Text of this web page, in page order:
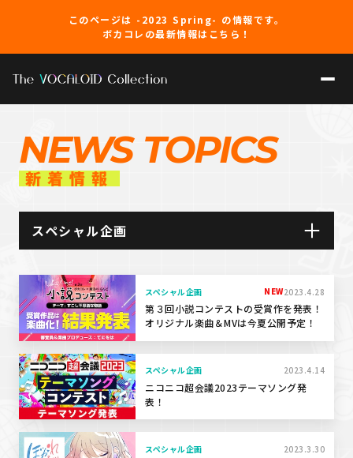
このページは -2023 Spring- の情報です。
ボカコレの最新情報はこちら！
新着情報
NEWS TOPICS
スペシャル企画
インタビュー
関連情報
スペシャル企画 NEW2023.4.28
第３回小説コンテストの受賞作を発表！
オリジナル楽曲＆MVは今夏公開予定！
スペシャル企画 2023.4.14
ニコニコ超会議2023テーマソング発
表！
スペシャル企画 2023.3.30